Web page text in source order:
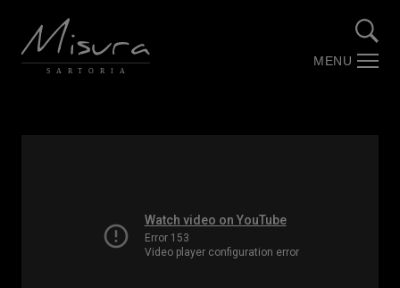
SARTORIA
MENU
Trouwpakken